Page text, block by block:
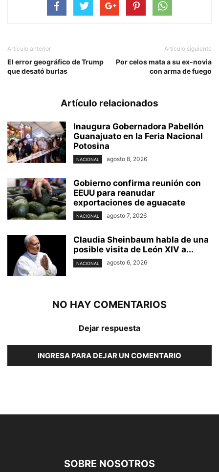
Artículo anterior
El error geográfico de Trump
que desató burlas
Artículo siguiente
Por celos mata a su ex-novia
con arma de fuego
Artículo relacionados
Inaugura Gobernadora Pabellón
Guanajuato en la Feria Nacional
Potosina
NACIONAL agosto 8, 2026
Gobierno confirma reunión con
EEUU para reanudar
exportaciones de aguacate
NACIONAL agosto 7, 2026
Claudia Sheinbaum habla de una
posible visita de León XIV a...
NACIONAL agosto 6, 2026
NO HAY COMENTARIOS
Dejar respuesta
INGRESA PARA DEJAR UN COMENTARIO
SOBRE NOSOTROS